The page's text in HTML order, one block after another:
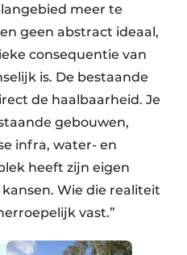
meer te
geen abstract ideaal,
consequentie van
is. De bestaande
de haalbaarheid. Je
gebouwen,
infra, water- en
heeft zijn eigen
Wie die realiteit
vast.”